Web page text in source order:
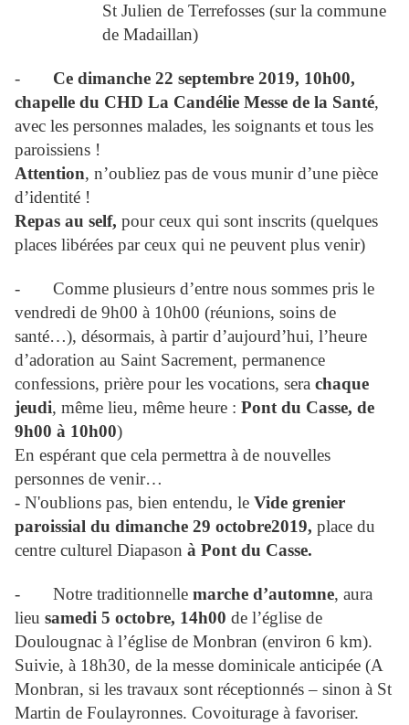
St Julien de Terrefosses (sur la commune
de Madaillan)
-
Ce dimanche 22 septembre 2019, 10h00,
chapelle du CHD La Candélie Messe de la Santé,
avec les personnes malades, les soignants et tous les
paroissiens !
Attention, n’oubliez pas de vous munir d’une pièce
d’identité !
Repas au self, pour ceux qui sont inscrits (quelques
places libérées par ceux qui ne peuvent plus venir)
-
Comme plusieurs d’entre nous sommes pris le
vendredi de 9h00 à 10h00 (réunions, soins de
santé…), désormais, à partir d’aujourd’hui, l’heure
d’adoration au Saint Sacrement, permanence
confessions, prière pour les vocations, sera chaque
jeudi, même lieu, même heure : Pont du Casse, de
9h00 à 10h00)
En espérant que cela permettra à de nouvelles
personnes de venir…
- N'oublions pas, bien entendu, le Vide grenier
paroissial du dimanche 29 octobre2019, place du
centre culturel Diapason à Pont du Casse.
- Notre traditionnelle marche d’automne, aura
lieu samedi 5 octobre, 14h00 de l’église de
Doulougnac à l’église de Monbran (environ 6 km).
Suivie, à 18h30, de la messe dominicale anticipée (A
Monbran, si les travaux sont réceptionnés – sinon à St
Martin de Foulayronnes. Covoiturage à favoriser.